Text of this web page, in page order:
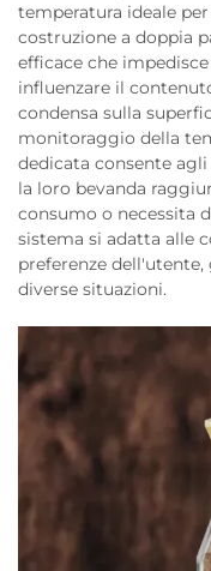
temperatura ideale
costruzione a doppia
efficace che
influenzare il
condensa sulla
monitoraggio della
dedicata consente
la loro bevanda
consumo o necessita
sistema si adatta alle
preferenze
diverse situazioni.